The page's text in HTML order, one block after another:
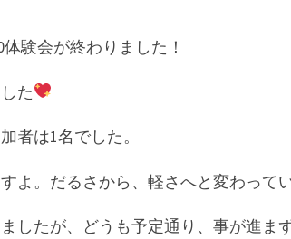
験会が終わりました！
た
者は1名でした。
よ。だるさから、軽さへと変わって
したが、どうも予定通り、事が進まず